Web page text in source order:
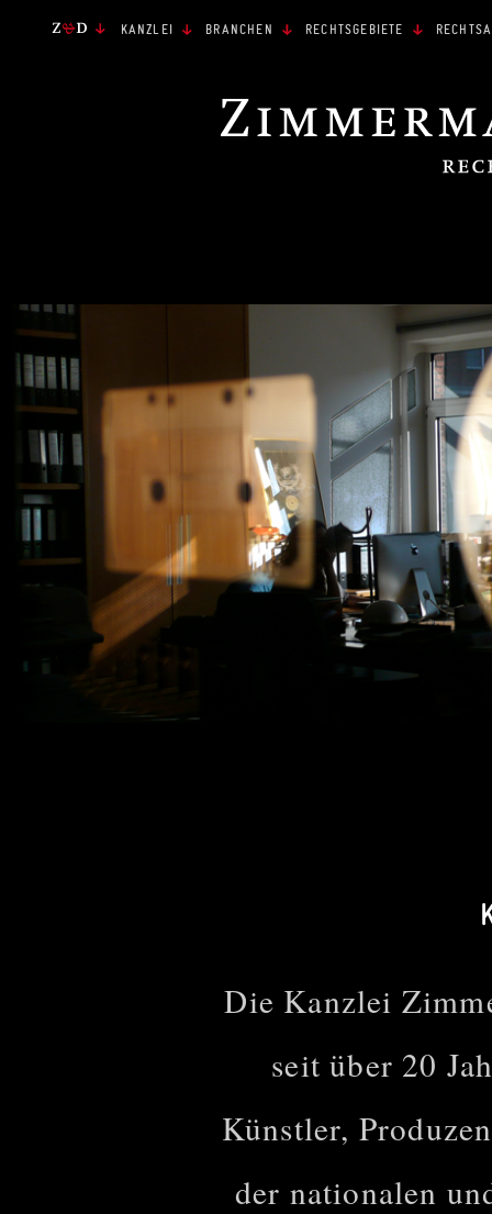
KANZLEI BRANCHEN RECHTSGEBIETE
Die Kanzlei
seit über 20
Künstler,
der nationalen